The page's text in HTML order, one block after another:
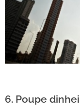
6. Poupe